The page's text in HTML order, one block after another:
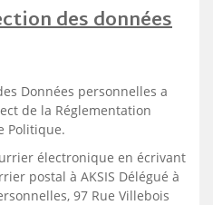
des données
Données personnelles a
de la Réglementation
Politique.
électronique en écrivant
postal à AKSIS Délégué à
97 Rue Villebois